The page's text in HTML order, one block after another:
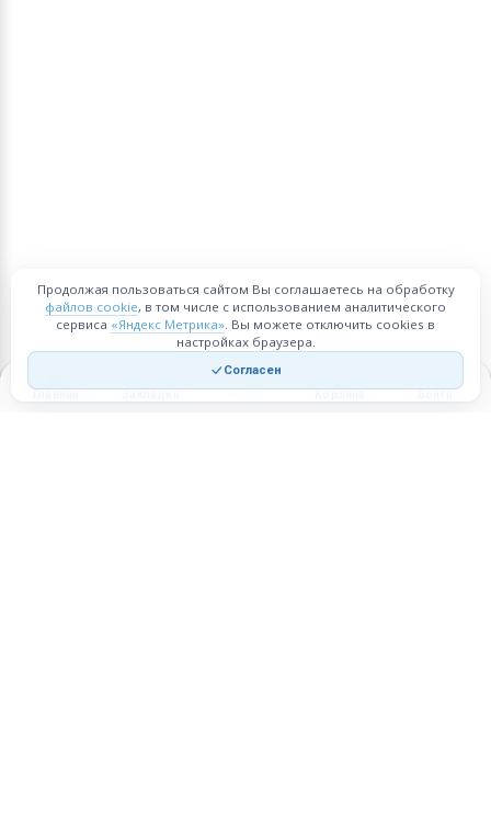
Главная Закладки Корзина Войти
Продолжая пользоваться сайтом Вы соглашаетесь на обработку
файлов cookie, в том числе с использованием аналитического
сервиса «Яндекс Метрика». Вы можете отключить cookies в
настройках браузера.
Согласен